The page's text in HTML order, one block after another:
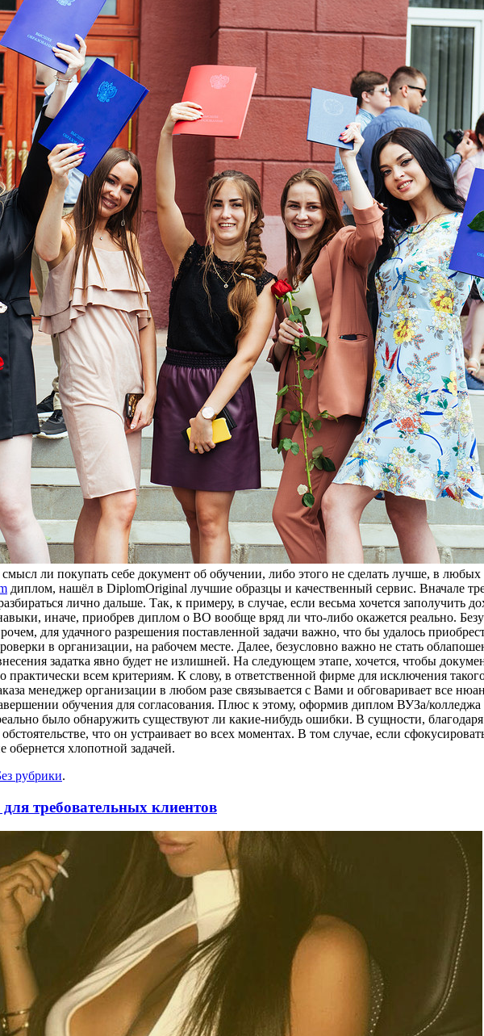
ли покупать себе документ об обучении, либо этого не сделать лучше, в любых
диплом, нашёл в DiplomOriginal лучшие образцы и качественный сервис. Вначале
лично дальше. Так, к примеру, в случае, если весьма хочется заполучить
иначе, приобрев диплом о ВО вообще вряд ли что-либо окажется реально.
для удачного разрешения поставленной задачи важно, что бы удалось
в организации, на рабочем месте. Далее, безусловно важно не стать
задатка явно будет не излишней. На следующем этапе, хочется, чтобы
всем критериям. К слову, в ответственной фирме для исключения
менеджер организации в любом разе связывается с Вами и обговаривает все
обучения для согласования. Плюс к этому, оформив диплом ВУЗа/
было обнаружить существуют ли какие-нибудь ошибки. В сущности,
что он устраивает во всех моментах. В том случае, если
хлопотной задачей.
рубрики.
требовательных клиентов